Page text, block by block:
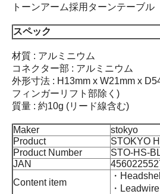
トーンアーム採用ターンテーブル
スペック
材質 : アルミニウム
コネクター部 : アルミニウム
外形寸法 : H13mm x W21mm x
フィンガーリフト部除く)
質量 : 約10g (リード線含む)
Maker
stokyo
Product
STOKYO
Product Number
STO-HS-
JAN
Content item
・
・